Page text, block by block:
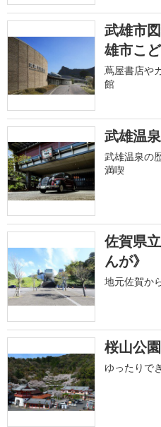
武雄市
雄市こ
蔦屋書店や
館
武雄温
武雄温泉の
満喫
佐賀県
んが》
地元佐賀か
桜山公園
ゆったりで